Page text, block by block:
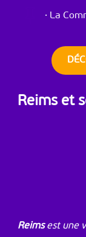
· La
Reims et
Reimsest une